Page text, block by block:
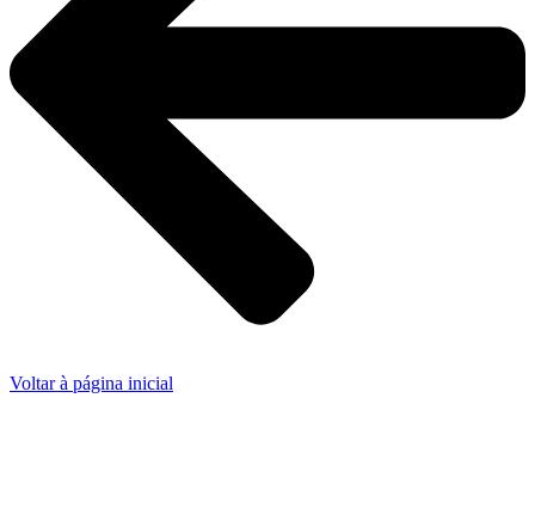
Voltar à página inicial